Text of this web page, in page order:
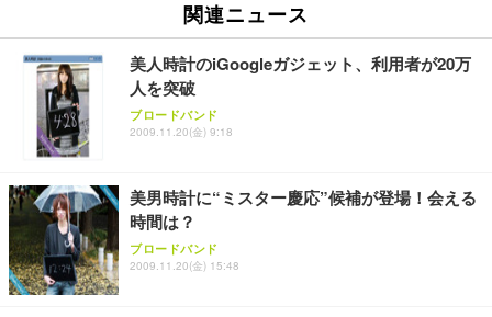
関連ニュース
美人時計のiGoogleガジェット、利用者が20万
人を突破
ブロードバンド
2009.11.20(金) 9:18
美男時計に“ミスター慶応”候補が登場！会える
時間は？
ブロードバンド
2009.11.20(金) 15:48